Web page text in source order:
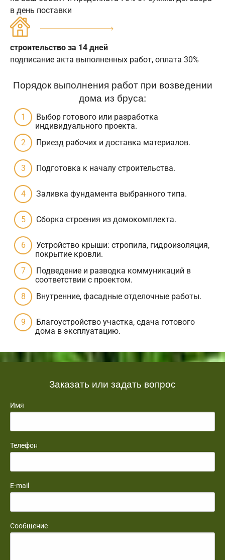
в день поставки
строительство за 14 дней
подписание акта выполненных работ, оплата 30%
Порядок выполнения работ при возведении
дома из бруса:
Выбор готового или разработка
индивидуального проекта.
Приезд рабочих и доставка материалов.
Подготовка к началу строительства.
Заливка фундамента выбранного типа.
Сборка строения из домокомплекта.
Устройство крыши: стропила, гидроизоляция,
покрытие кровли.
Подведение и разводка коммуникаций в
соответствии с проектом.
Внутренние, фасадные отделочные работы.
Благоустройство участка, сдача готового
дома в эксплуатацию.
Заказать или задать вопрос
Имя
Телефон
E-mail
Сообщение